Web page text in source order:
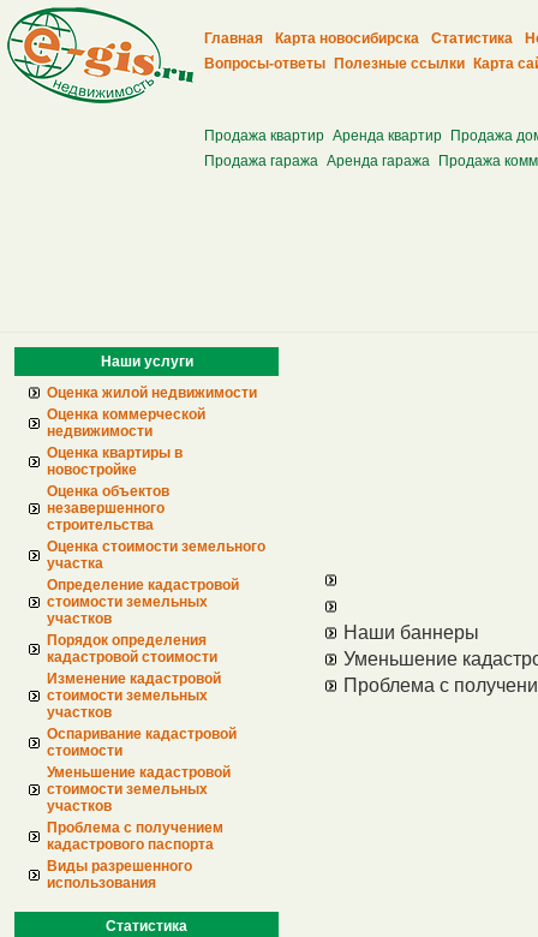
Главная Карта новосибирска Статистика
Вопросы-ответы
Полезные ссылки Карта
Продажа квартир Аренда квартир
Продажа
Продажа гаража Аренда гаража Продажа
Наши услуги
Оценка жилой недвижимости
Оценка коммерческой
недвижимости
Оценка квартиры в
новостройке
Оценка объектов
незавершенного
строительства
Оценка стоимости земельного
участка
Определение кадастровой
стоимости земельных
участков
Порядок определения
кадастровой стоимости
Изменение кадастровой
стоимости земельных
участков
Оспаривание кадастровой
стоимости
Уменьшение кадастровой
стоимости земельных
участков
Проблема с получением
кадастрового паспорта
Виды разрешенного
использования
Статистика
Наши баннеры
Уменьшение
Проблема с